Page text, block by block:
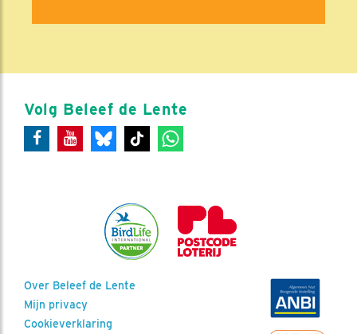
Volg Beleef de Lente
Over Beleef de Lente
Mijn privacy
Cookieverklaring